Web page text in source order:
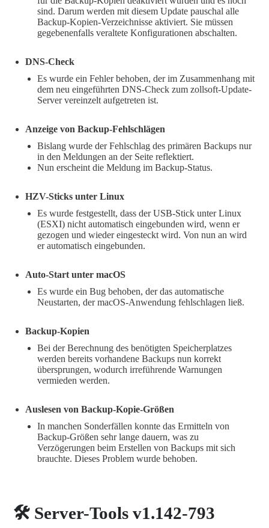
sind. Darum werden mit diesem Update pauschal alle
Backup-Kopien-Verzeichnisse aktiviert. Sie müssen
gegebenenfalls veraltete Konfigurationen abschalten.
DNS-Check
Es wurde ein Fehler behoben, der im Zusammenhang mit
dem neu eingeführten DNS-Check zum zollsoft-Update-
Server vereinzelt aufgetreten ist.
Anzeige von Backup-Fehlschlägen
Bislang wurde der Fehlschlag des primären Backups nur
in den Meldungen an der Seite reflektiert.
Nun erscheint die Meldung im Backup-Status.
HZV-Sticks unter Linux
Es wurde festgestellt, dass der USB-Stick unter Linux
(ESXI) nicht automatisch eingebunden wird, wenn er
gezogen und wieder eingesteckt wird. Von nun an wird
er automatisch eingebunden.
Auto-Start unter macOS
Es wurde ein Bug behoben, der das automatische
Neustarten, der macOS-Anwendung fehlschlagen ließ.
Backup-Kopien
Bei der Berechnung des benötigten Speicherplatzes
werden bereits vorhandene Backups nun korrekt
übersprungen, wodurch irreführende Warnungen
vermieden werden.
Auslesen von Backup-Kopie-Größen
In manchen Sonderfällen konnte das Ermitteln von
Backup-Größen sehr lange dauern, was zu
Verzögerungen beim Erstellen von Backups mit sich
brauchte. Dieses Problem wurde behoben.
🛠️ Server-Tools v1.142-793